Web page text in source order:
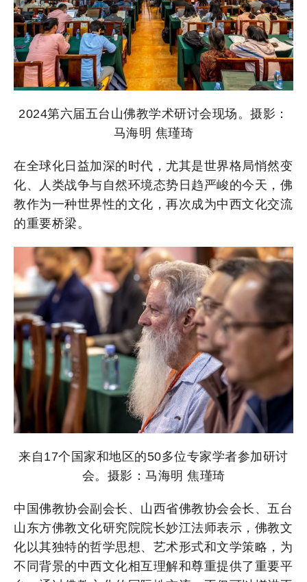
2024第六届五台山佛教学术研讨会现场。摄影：
马海明 焦瑾琦
在全球化日益加深的时代，尤其是世界格局悄然变
化、人类战争与自然环境态势日趋严峻的今天，佛
教作为一种世界性的文化，再次成为中西文化交流
的重要桥梁。
来自17个国家和地区的50多位专家学者参加研讨
会。摄影：马海明 焦瑾琦
中国佛教协会副会长、山西省佛教协会会长、五台
山东方佛教文化研究院院长妙江法师表示，佛教文
化以其独特的哲学思想、艺术形式和文学策略，为
不同背景的中西文化相互理解和尊重提供了重要平